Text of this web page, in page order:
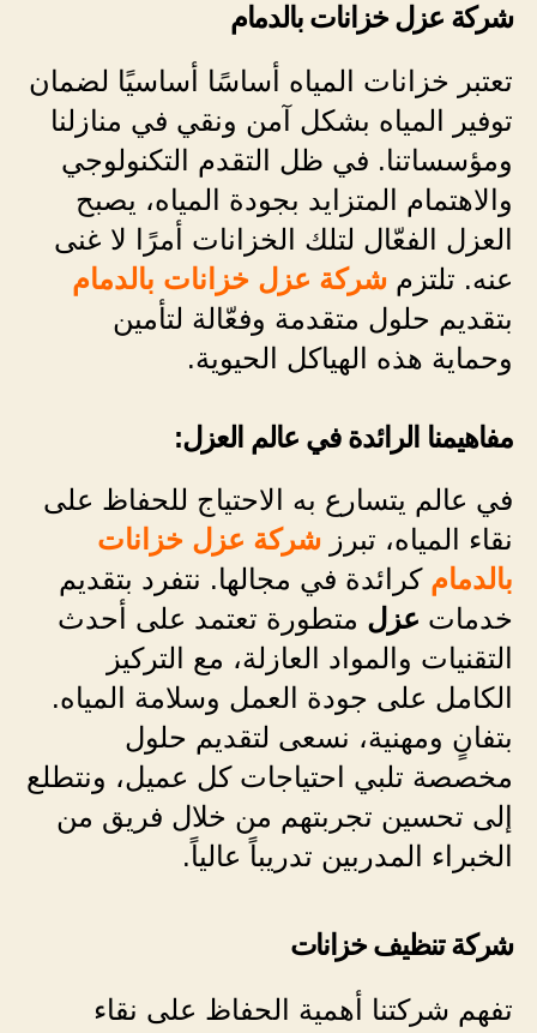
شركة عزل خزانات بالدمام
تعتبر خزانات المياه أساسًا أساسيًا لضمان
توفير المياه بشكل آمن ونقي في منازلنا
ومؤسساتنا. في ظل التقدم التكنولوجي
والاهتمام المتزايد بجودة المياه، يصبح
العزل الفعّال لتلك الخزانات أمرًا لا غنى
عنه. تلتزم شركة عزل خزانات بالدمام
بتقديم حلول متقدمة وفعّالة لتأمين
وحماية هذه الهياكل الحيوية.
مفاهيمنا الرائدة في عالم العزل:
في عالم يتسارع به الاحتياج للحفاظ على
نقاء المياه، تبرز شركة عزل خزانات
بالدمام كرائدة في مجالها. نتفرد بتقديم
خدمات عزل متطورة تعتمد على أحدث
التقنيات والمواد العازلة، مع التركيز
الكامل على جودة العمل وسلامة المياه.
بتفانٍ ومهنية، نسعى لتقديم حلول
مخصصة تلبي احتياجات كل عميل، ونتطلع
إلى تحسين تجربتهم من خلال فريق من
الخبراء المدربين تدريباً عالياً.
شركة تنظيف خزانات
تفهم شركتنا أهمية الحفاظ على نقاء